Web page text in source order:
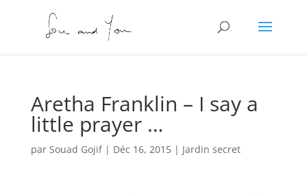
Aretha Franklin – I say a
little prayer …
par Souad Gojif| Déc 16, 2015| Jardin secret